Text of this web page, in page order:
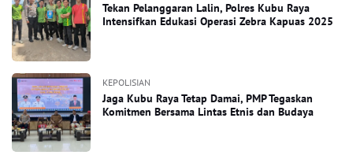
Tekan Pelanggaran Lalin, Polres Kubu Raya
Intensifkan Edukasi Operasi Zebra Kapuas 2025
KEPOLISIAN
Jaga Kubu Raya Tetap Damai, PMP Tegaskan
Komitmen Bersama Lintas Etnis dan Budaya